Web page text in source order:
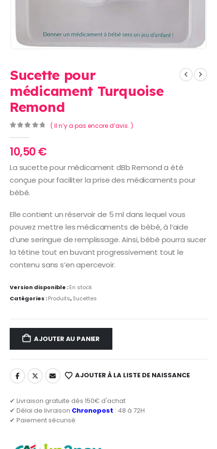
Sucette pour
médicament Turquoise
Remond
( Il n’y a pas encore d’avis. )
10,50€
La sucette pour médicament dBb Remond a été
conçue pour faciliter la prise des médicaments pour
bébé.
Elle contient un réservoir de 5 ml dans lequel vous
pouvez mettre les médicaments de bébé, à l’aide
d’une seringue de remplissage. Ainsi, bébé pourra sucer
la tétine tout en buvant progressivement tout le
contenu sans s’en apercevoir.
Version disponible :En stock
Catégories :Produits,Sucettes
AJOUTER AU PANIER
AJOUTER À LA LISTE DE NAISSANCE
✔ Livraison gratuite dès 150€ d'achat
✔ Délai de livraison Chronopost : 48 à 72H
✔ Paiement sécurisé